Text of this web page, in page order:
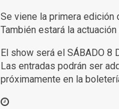
Se viene la primera edición
También estará la
El show será el SÁBADO 8
Las entradas podrán ser
próximamente en la